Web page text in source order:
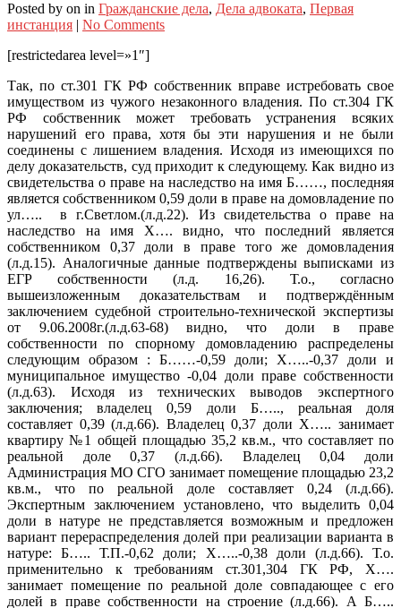
Posted by on in Гражданские дела, Дела адвоката, Первая
инстанция | No Comments
[restrictedarea level=»1″]
Так, по ст.301 ГК РФ собственник вправе истребовать свое
имуществом из чужого незаконного владения. По ст.304 ГК
РФ собственник может требовать устранения всяких
нарушений его права, хотя бы эти нарушения и не были
соединены с лишением владения. Исходя из имеющихся по
делу доказательств, суд приходит к следующему. Как видно из
свидетельства о праве на наследство на имя Б……, последняя
является собственником 0,59 доли в праве на домовладение по
ул….. в г.Светлом.(л.д.22). Из свидетельства о праве на
наследство на имя Х…. видно, что последний является
собственником 0,37 доли в праве того же домовладения
(л.д.15). Аналогичные данные подтверждены выписками из
ЕГР собственности (л.д. 16,26). Т.о., согласно
вышеизложенным доказательствам и подтверждённым
заключением судебной строительно-технической экспертизы
от 9.06.2008г.(л.д.63-68) видно, что доли в праве
собственности по спорному домовладению распределены
следующим образом : Б……-0,59 доли; Х…..-0,37 доли и
муниципальное имущество -0,04 доли праве собственности
(л.д.63). Исходя из технических выводов экспертного
заключения; владелец 0,59 доли Б….., реальная доля
составляет 0,39 (л.д.66). Владелец 0,37 доли Х….. занимает
квартиру №1 общей площадью 35,2 кв.м., что составляет по
реальной доле 0,37 (л.д.66). Владелец 0,04 доли
Администрация МО СГО занимает помещение площадью 23,2
кв.м., что по реальной доле составляет 0,24 (л.д.66).
Экспертным заключением установлено, что выделить 0,04
доли в натуре не представляется возможным и предложен
вариант перераспределения долей при реализации варианта в
натуре: Б….. Т.П.-0,62 доли; Х…..-0,38 доли (л.д.66). Т.о.
применительно к требованиям ст.301,304 ГК РФ, Х….
занимает помещение по реальной доле совпадающее с его
долей в праве собственности на строение (л.д.66). А Б…..